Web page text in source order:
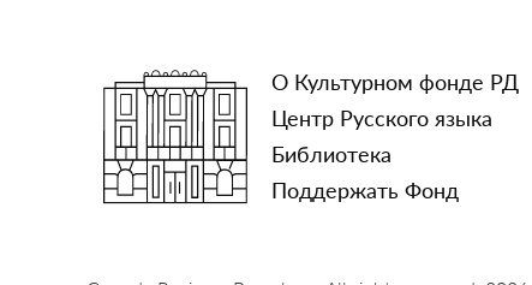
О Культурном фонде РД
Центр Русского языка
Библиотека
Поддержать Фонд